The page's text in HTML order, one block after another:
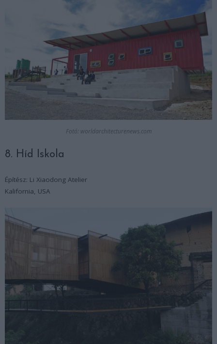
Fotó: worldarchitecturenews.com
8. Híd Iskola
Építész: Li Xiaodong Atelier
Kalifornia, USA